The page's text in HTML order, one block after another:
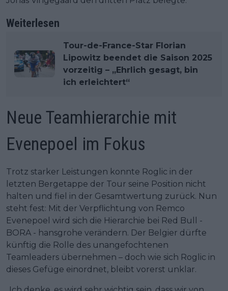
Weiterlesen
Tour-de-France-Star Florian
Lipowitz beendet die Saison 2025
vorzeitig – „Ehrlich gesagt, bin
ich erleichtert“
Neue Teamhierarchie mit
Evenepoel im Fokus
Trotz starker Leistungen konnte Roglic in der
letzten Bergetappe der Tour seine Position nicht
halten und fiel in der Gesamtwertung zurück. Nun
steht fest: Mit der Verpflichtung von Remco
Evenepoel wird sich die Hierarchie bei Red Bull -
BORA - hansgrohe verändern. Der Belgier dürfte
künftig die Rolle des unangefochtenen
Teamleaders übernehmen – doch wie sich Roglic in
dieses Gefüge einordnet, bleibt vorerst unklar.